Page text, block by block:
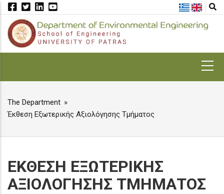
Skip
main
content
BREADCRUMB
The Department
Έκθεση Εξωτερικής Αξιολόγησης Τμήματος
ΕΚΘΕΣΗ ΕΞΩΤΕΡΙΚΗΣ
ΑΞΙΟΛΟΓΗΣΗΣ ΤΜΗΜΑΤΟΣ